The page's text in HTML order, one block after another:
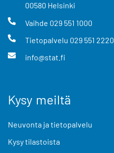
00580 Helsinki
Vaihde 029 551 1000
Tietopalvelu 029 551 2220
info@stat.fi
Kysy meiltä
Neuvonta ja tietopalvelu
Kysy tilastoista